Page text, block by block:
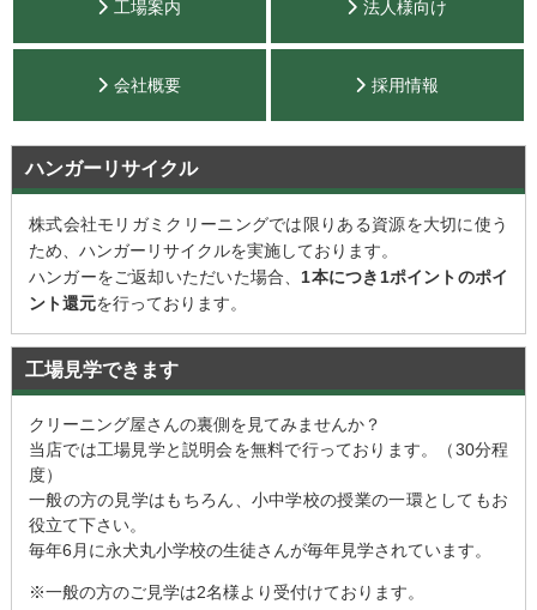
工場案内 法人様向け
会社概要 採用情報
ハンガーリサイクル
株式会社モリガミクリーニングでは限りある資源を大切に使う
ため、ハンガーリサイクルを実施しております。
ハンガーをご返却いただいた場合、 1本につき1ポイントのポイ
ント還元を行っております。
工場見学できます
クリーニング屋さんの裏側を見てみませんか？
当店では工場見学と説明会を無料で行っております。（30分程
度）
一般の方の見学はもちろん、小中学校の授業の一環としてもお
役立て下さい。
毎年6月に永犬丸小学校の生徒さんが毎年見学されています。
※一般の方のご見学は2名様より受付けております。